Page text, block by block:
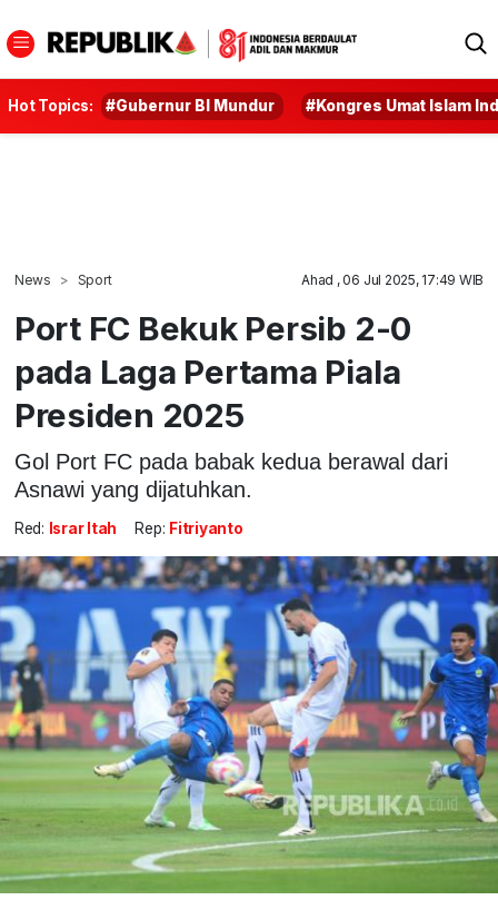
Hot Topics: #Gubernur BI Mundur #Kongres Umat Islam
News Sport Ahad , 06 Jul 2025, 17:49 WIB
Port FC Bekuk Persib 2-0
pada Laga Pertama Piala
Presiden 2025
Gol Port FC pada babak kedua berawal dari
Asnawi yang dijatuhkan.
Red: Israr Itah Rep: Fitriyanto